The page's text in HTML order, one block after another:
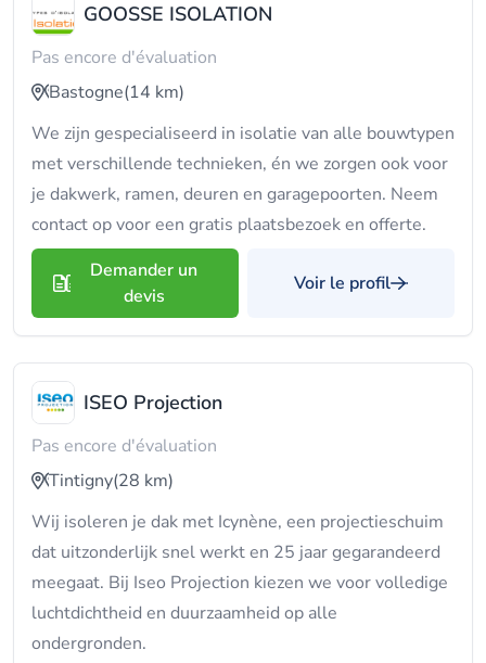
GOOSSE ISOLATION
Pas encore d'évaluation
Bastogne(14 km)
We zijn gespecialiseerd in isolatie van alle bouwtypen
met verschillende technieken, én we zorgen ook voor
je dakwerk, ramen, deuren en garagepoorten. Neem
contact op voor een gratis plaatsbezoek en offerte.
Demander un
devis
Voir le profil
ISEO Projection
Pas encore d'évaluation
Tintigny(28 km)
Wij isoleren je dak met Icynène, een projectieschuim
dat uitzonderlijk snel werkt en 25 jaar gegarandeerd
meegaat. Bij Iseo Projection kiezen we voor volledige
luchtdichtheid en duurzaamheid op alle
ondergronden.